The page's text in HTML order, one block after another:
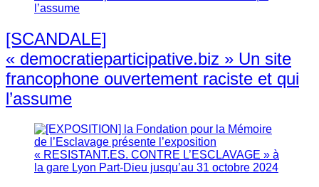
[SCANDALE]
« democratieparticipative.biz » Un site
francophone ouvertement raciste et qui
l’assume